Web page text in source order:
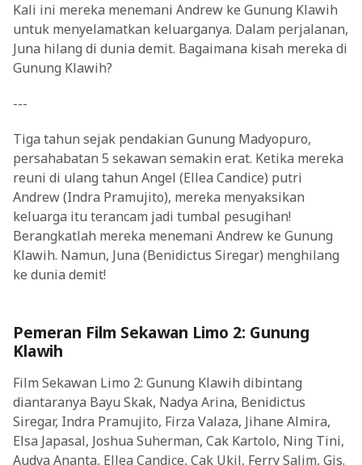
Kali ini mereka menemani Andrew ke Gunung Klawih
untuk menyelamatkan keluarganya. Dalam perjalanan,
Juna hilang di dunia demit. Bagaimana kisah mereka di
Gunung Klawih?
---
Tiga tahun sejak pendakian Gunung Madyopuro,
persahabatan 5 sekawan semakin erat. Ketika mereka
reuni di ulang tahun Angel (Ellea Candice) putri
Andrew (Indra Pramujito), mereka menyaksikan
keluarga itu terancam jadi tumbal pesugihan!
Berangkatlah mereka menemani Andrew ke Gunung
Klawih. Namun, Juna (Benidictus Siregar) menghilang
ke dunia demit!
Pemeran Film Sekawan Limo 2: Gunung
Klawih
Film Sekawan Limo 2: Gunung Klawih dibintang
diantaranya Bayu Skak, Nadya Arina, Benidictus
Siregar, Indra Pramujito, Firza Valaza, Jihane Almira,
Elsa Japasal, Joshua Suherman, Cak Kartolo, Ning Tini,
Audya Ananta, Ellea Candice, Cak Ukil, Ferry Salim, Gis.